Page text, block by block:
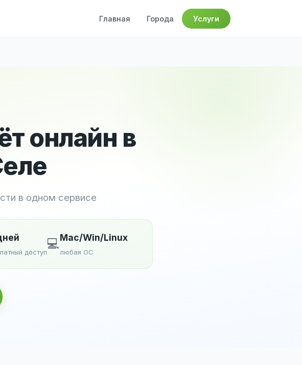
Главная Города Услуги
онлайн в
в одном сервисе
доступ
💻Mac/Win/Linux
любая ОС